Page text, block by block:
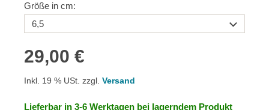
Größe in cm:
29,00 €
Inkl. 19 % USt. zzgl. Versand
Lieferbar in 3-6 Werktagen bei lagerndem Produkt